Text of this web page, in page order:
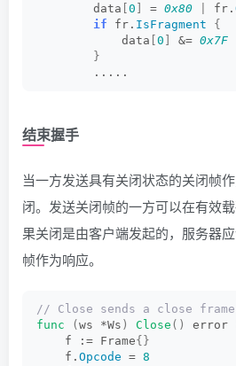
        data
0 = 0x80 fr.
if fr. IsFragment
{
            data
0 &= 0x7F
}
        .....
结束握手
当一方发送具有关闭状态的关闭帧
闭。发送关闭帧的一方可以在有效
果关闭是由客户端发起的，服务器
帧作为响应。
// Close sends a close
func
( ws *Ws ) Close () error
    f := Frame
{}
    f.
Opcode = 8